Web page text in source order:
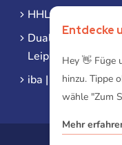
HHL Leipzig
Duale Hochschule
Leipzig
iba | Campus
Entdecke
Hey 👋 Füge
hinzu. Tippe
wähle "Zum
Mehr